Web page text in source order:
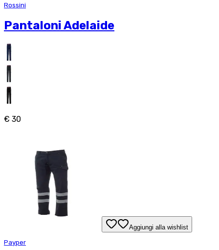
Rossini
Pantaloni Adelaide
€ 30
Aggiungi alla wishlist
Payper